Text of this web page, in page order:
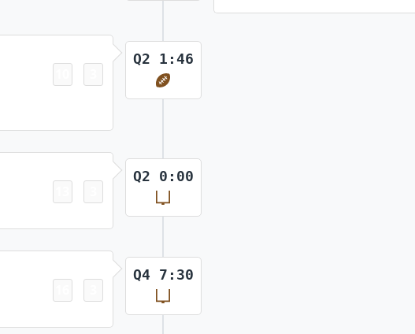
Q2 1:46
Q2 0:00
Q4 7:30